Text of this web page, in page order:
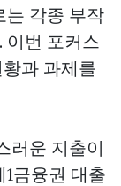
는 각종 부작
이번 포커스
과 과제를
러운 지출이
금융권 대출